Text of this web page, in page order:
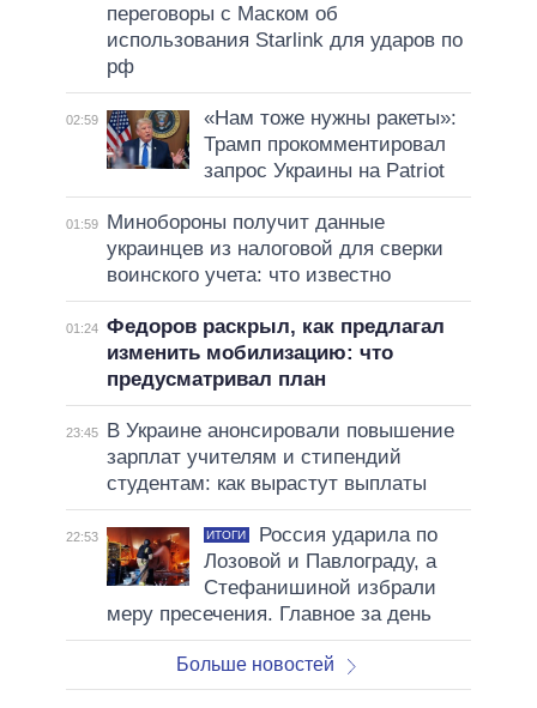
переговоры с Маском об
использования Starlink для ударов по
рф
02:59
«Нам тоже нужны ракеты»:
Трамп прокомментировал
запрос Украины на Patriot
01:59
Минобороны получит данные
украинцев из налоговой для сверки
воинского учета: что известно
01:24 Федоров раскрыл, как предлагал
изменить мобилизацию: что
предусматривал план
23:45
В Украине анонсировали повышение
зарплат учителям и стипендий
студентам: как вырастут выплаты
22:53 ИТОГИ
Россия ударила по
Лозовой и Павлограду, а
Стефанишиной избрали
меру пресечения. Главное за день
Больше новостей